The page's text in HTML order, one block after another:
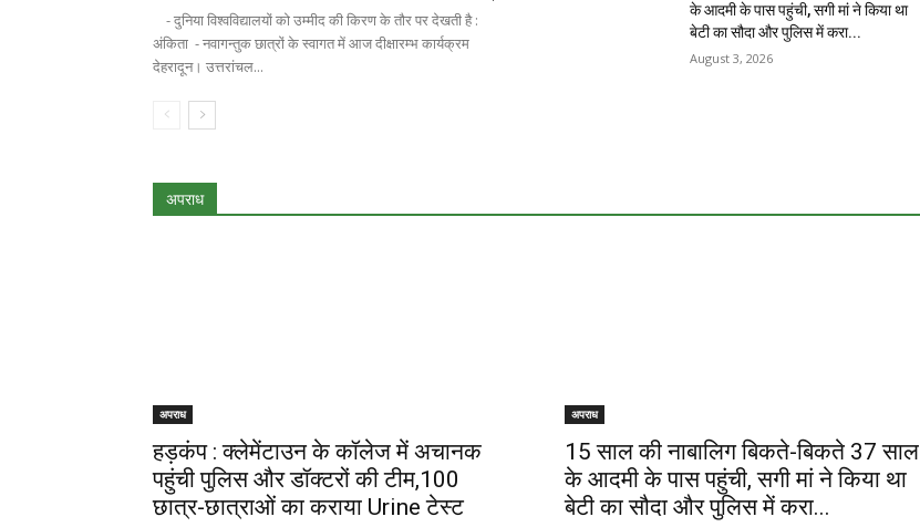
- दुनिया विश्वविद्यालयों को उम्मीद की किरण के तौर पर देखती है :
अंकिता - नवागन्तुक छात्रों के स्वागत में आज दीक्षारम्भ कार्यक्रम
देहरादून। उत्तरांचल...
के आदमी के पास पहुंची, सगी मां ने किया था
बेटी का सौदा और पुलिस में करा...
August 3, 2026
अपराध
अपराध
हड़कंप : क्लेमेंटाउन के कॉलेज में अचानक
पहुंची पुलिस और डॉक्टरों की टीम,100
छात्र-छात्राओं का कराया Urine टेस्ट
अपराध
15 साल की नाबालिग बिकते-बिकते 37 साल
के आदमी के पास पहुंची, सगी मां ने किया था
बेटी का सौदा और पुलिस में करा...